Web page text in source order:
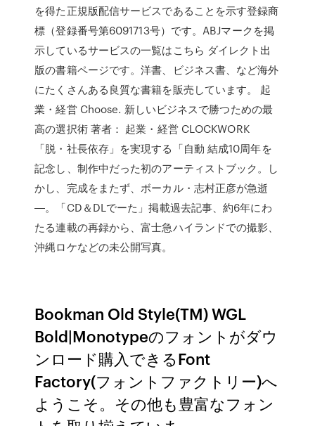
を得た正規版配信サービスであることを示す登録商
標（登録番号第6091713号）です。ABJマークを掲
示しているサービスの一覧はこちら ダイレクト出
版の書籍ページです。洋書、ビジネス書、など海外
にたくさんある良質な書籍を販売しています。 起
業・経営 Choose. 新しいビジネスで勝つための最
高の選択術 著者： 起業・経営 CLOCKWORK
「脱・社長依存」を実現する「自動 結成10周年を
記念し、制作中だった初のアーティストブック。し
かし、完成をまたず、ボーカル・志村正彦が急逝
―。「CD＆DLでーた」掲載過去記事、約6年にわ
たる連載の再録から、富士急ハイランドでの撮影、
沖縄ロケなどの未公開写真。
Bookman Old Style(TM) WGL
Bold|Monotypeのフォントがダウ
ンロード購入できるFont
Factory(フォントファクトリー)へ
ようこそ。その他も豊富なフォン